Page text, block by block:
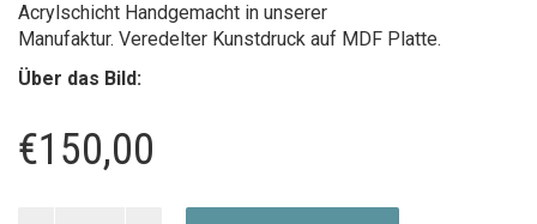
Acrylschicht Handgemacht in unserer
Manufaktur. Veredelter Kunstdruck auf MDF Platte.
Über das Bild:
€150,00